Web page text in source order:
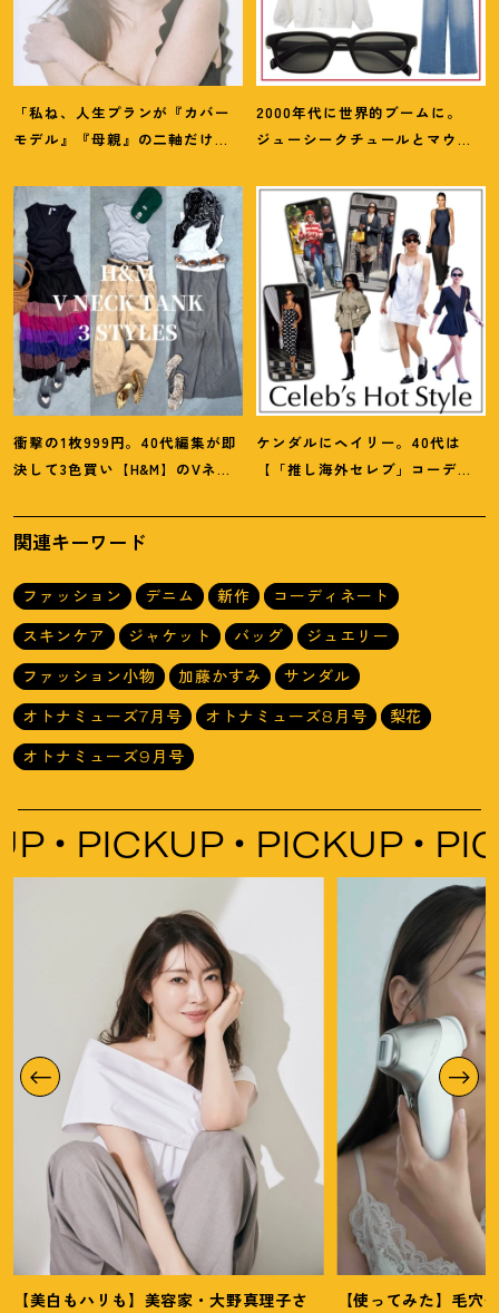
「私ね、人生プランが『カバー
モデル』『母親』の二軸だけな
き方】
2000年代に世界的ブームに。
ジューシークチュールとマウ
ド】6選
衝撃の1枚999円。40代編集が即
決して3色買い【H&M】のVネッ
3選
ケンダルにヘイリー。40代は
【「推し海外セレブ」コーデ】
デが吉！
関連キーワード
ファッション デニム 新作
コーディネート
スキンケア
ジャケット バッグ
ジュエリー
ファッション小物
加藤かすみ
サンダル
オトナミューズ7月号
オトナミューズ8月号
梨花
オトナミューズ9月号
PICKUP PICKUP
【美白もハリも】美容家・大野真理子さ
【使ってみた】毛穴